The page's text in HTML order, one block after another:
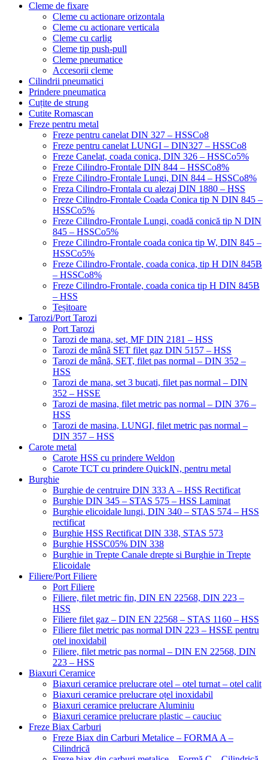
Cleme de fixare
Cleme cu actionare orizontala
Cleme cu actionare verticala
Cleme cu carlig
Cleme tip push-pull
Cleme pneumatice
Accesorii cleme
Cilindrii pneumatici
Prindere pneumatica
Cuțite de strung
Cutite Romascan
Freze pentru metal
Freze pentru canelat DIN 327 – HSSCo8
Freze pentru canelat LUNGI – DIN327 – HSSCo8
Freze Canelat, coada conica, DIN 326 – HSSCo5%
Freze Cilindro-Frontale DIN 844 – HSSCo8%
Freze Cilindro-Frontale Lungi, DIN 844 – HSSCo8%
Freza Cilindro-Frontala cu alezaj DIN 1880 – HSS
Freze Cilindro-Frontale Coada Conica tip N DIN 845 –
HSSCo5%
Freze Cilindro-Frontale Lungi, coadă conică tip N DIN
845 – HSSCo5%
Freze Cilindro-Frontale coada conica tip W, DIN 845 –
HSSCo5%
Freze Cilindro-Frontale, coada conica, tip H DIN 845B
– HSSCo8%
Freze Cilindro-Frontale, coada conica tip H DIN 845B
– HSS
Teșitoare
Tarozi/Port Tarozi
Port Tarozi
Tarozi de mana, set, MF DIN 2181 – HSS
Tarozi de mână SET filet gaz DIN 5157 – HSS
Tarozi de mână, SET, filet pas normal – DIN 352 –
HSS
Tarozi de mana, set 3 bucati, filet pas normal – DIN
352 – HSSE
Tarozi de masina, filet metric pas normal – DIN 376 –
HSS
Tarozi de masina, LUNGI, filet metric pas normal –
DIN 357 – HSS
Carote metal
Carote HSS cu prindere Weldon
Carote TCT cu prindere QuickIN, pentru metal
Burghie
Burghie de centruire DIN 333 A – HSS Rectificat
Burghie DIN 345 – STAS 575 – HSS Laminat
Burghie elicoidale lungi, DIN 340 – STAS 574 – HSS
rectificat
Burghie HSS Rectificat DIN 338, STAS 573
Burghie HSSC05% DIN 338
Burghie in Trepte Canale drepte si Burghie in Trepte
Elicoidale
Filiere/Port Filiere
Port Filiere
Filiere, filet metric fin, DIN EN 22568, DIN 223 –
HSS
Filiere filet gaz – DIN EN 22568 – STAS 1160 – HSS
Filiere filet metric pas normal DIN 223 – HSSE pentru
otel inoxidabil
Filiere, filet metric pas normal – DIN EN 22568, DIN
223 – HSS
Biaxuri Ceramice
Biaxuri ceramice prelucrare otel – otel turnat – otel calit
Biaxuri ceramice prelucrare oțel inoxidabil
Biaxuri ceramice prelucrare Aluminiu
Biaxuri ceramice prelucrare plastic – cauciuc
Freze Biax Carburi
Freze Biax din Carburi Metalice – FORMA A –
Cilindrică